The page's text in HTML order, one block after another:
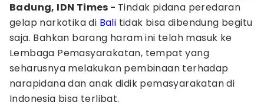
Badung, IDN Times - Tindak pidana peredaran
gelap narkotika di Bali tidak bisa dibendung begitu
saja. Bahkan barang haram ini telah masuk ke
Lembaga Pemasyarakatan, tempat yang
seharusnya melakukan pembinaan terhadap
narapidana dan anak didik pemasyarakatan di
Indonesia bisa terlibat.